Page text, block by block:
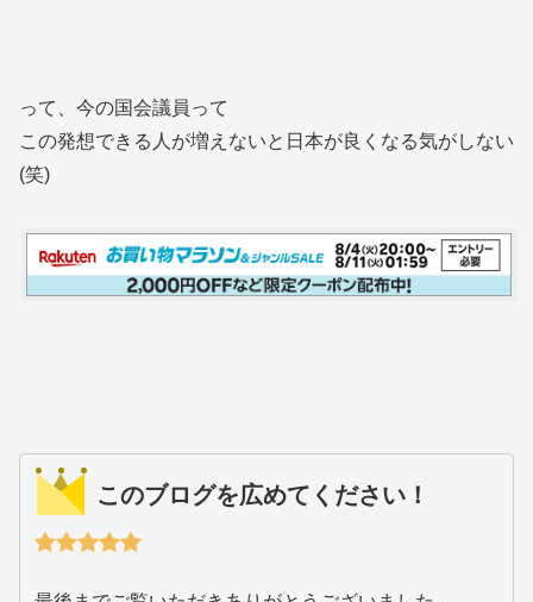
って、今の国会議員って
この発想できる人が増えないと日本が良くなる気がしない
(笑)
このブログを広めてください！